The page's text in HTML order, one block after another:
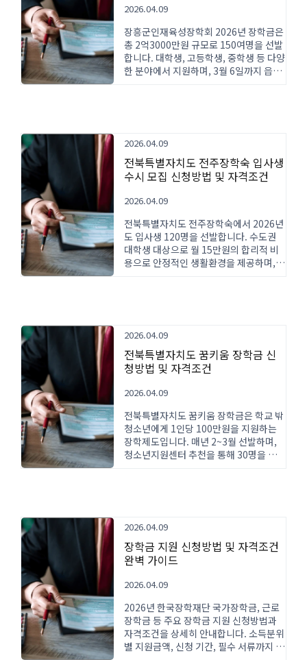
2026.04.09
장흥군인재육성장학회 2026년 장학금은
총 2억3000만원 규모로 150여명을 선발
합니다. 대학생, 고등학생, 중학생 등 다양
한 분야에서 지원하며, 3월 6일까지 읍면
2026.04.09
전북특별자치도 전주장학숙 입사생
수시 모집 신청방법 및 자격조건
2026.04.09
전북특별자치도 전주장학숙에서 2026년
도 입사생 120명을 선발합니다. 수도권
대학생 대상으로 월 15만원의 합리적 비
용으로 안정적인 생활환경을 제공하며,
2026.04.09
전북특별자치도 꿈키움 장학금 신
청방법 및 자격조건
2026.04.09
전북특별자치도 꿈키움 장학금은 학교 밖
청소년에게 1인당 100만원을 지원하는
장학제도입니다. 매년 2~3월 선발하며,
청소년지원센터 추천을 통해 30명을 선
2026.04.09
장학금 지원 신청방법 및 자격조건
완벽 가이드
2026.04.09
2026년 한국장학재단 국가장학금, 근로
장학금 등 주요 장학금 지원 신청방법과
자격조건을 상세히 안내합니다. 소득분위
별 지원금액, 신청 기간, 필수 서류까지 한